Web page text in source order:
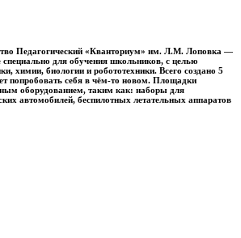
Педагогический «Кванториум» им. Л.М. Лоповка —
специально для обучения школьников, с целью
химии, биологии и робототехники. Всего создано 5
попробовать себя в чём-то новом. Площадки
оборудованием, таким как: наборы для
автомобилей, беспилотных летательных аппаратов